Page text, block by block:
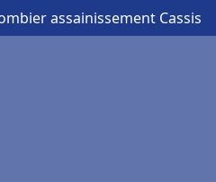
assainissement Cassis